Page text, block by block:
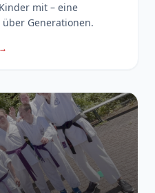
mit – eine
Generationen.